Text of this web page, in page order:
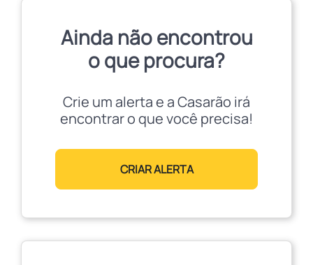
Ainda não encontrou
o que procura?
Crie um alerta e a Casarão irá
encontrar o que você precisa!
CRIAR ALERTA